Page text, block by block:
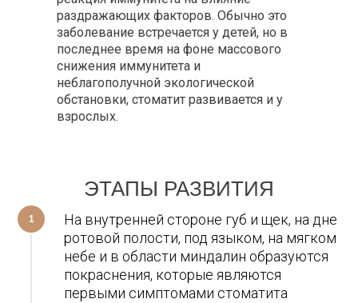
раздражающих факторов. Обычно это
заболевание встречается у детей, но в
последнее время на фоне массового
снижения иммунитета и
неблагополучной экологической
обстановки, стоматит развивается и у
взрослых.
ЭТАПЫ РАЗВИТИЯ
СТОМАТИТА
1
На внутренней стороне губ и щек, на дне
ротовой полости, под языком, на мягком
небе и в области миндалин образуются
покраснения, которые являются
первыми симптомами стоматита